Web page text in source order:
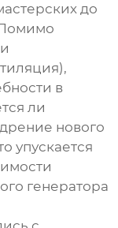
до
в
ли
нового
упускается
генератора